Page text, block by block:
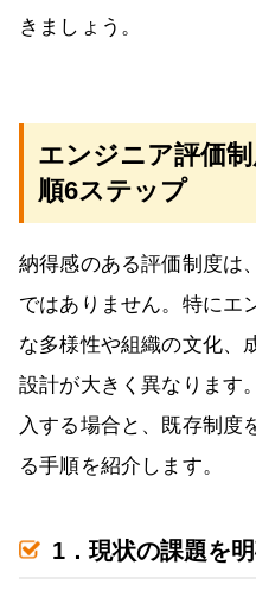
きましょう。
エンジニア評価
順6ステップ
納得感のある評価制度は
ではありません。特にエ
な多様性や組織の文化、
設計が大きく異なります
入する場合と、既存制度
る手順を紹介します。
1．現状の課題を